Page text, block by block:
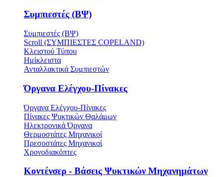
Συμπιεστές (ΒΨ)
Συμπιεστές (ΒΨ)
Scroll (ΣΥΜΠΙΕΣΤΕΣ COPELAND)
Κλειστού Τύπου
Ημίκλειστα
Ανταλλακτικά Συμπιεστών
Όργανα Ελέγχου-Πίνακες
Όργανα Ελέγχου-Πίνακες
Πίνακες Ψυκτικών Θαλάμων
Ηλεκτρονικά Όργανα
Θερμοστάτες Μηχανικοί
Πρεσοστάτες Μηχανικοί
Χρονοδιακόπτες
Κοντένσερ - Βάσεις Ψυκτικών Μηχανημάτων